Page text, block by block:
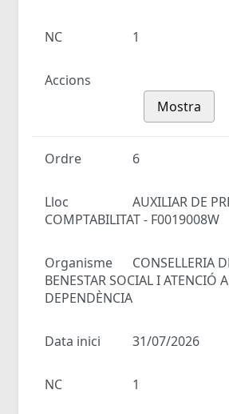
NC 1
Accions
Mostra
Ordre 6
Lloc
AUXILIAR DE
COMPTABILITAT - F0019008W
Organisme
CONSELLERIA
BENESTAR SOCIAL I ATENCIÓ
DEPENDÈNCIA
Data inici 31/07/2026
NC 1